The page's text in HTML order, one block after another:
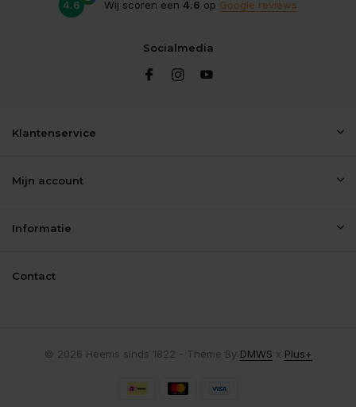
4.6 Wij scoren een 4.6 op Google reviews
Socialmedia
Klantenservice
Mijn account
Informatie
Contact
© 2026 Heems sinds 1822 - Theme By DMWS x Plus+